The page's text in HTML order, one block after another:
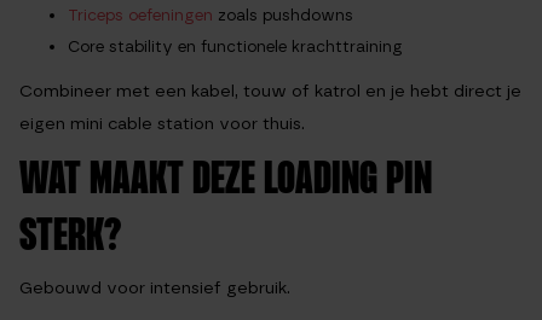
Triceps oefeningen zoals pushdowns
Core stability en functionele krachttraining
Combineer met een kabel, touw of katrol en je hebt direct je
eigen mini cable station voor thuis.
WAT MAAKT DEZE LOADING PIN
STERK?
Gebouwd voor intensief gebruik.